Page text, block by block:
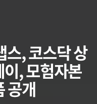
, 코스닥 상
, 모험자본
공개